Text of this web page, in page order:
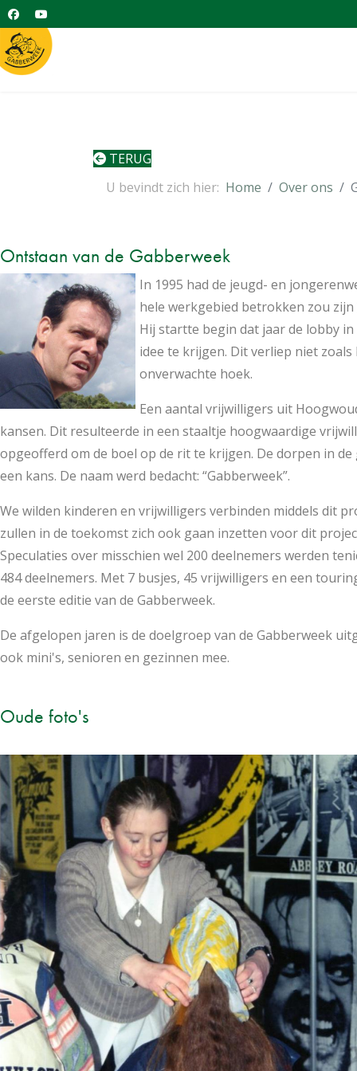
TERUG
U bevindt zich hier: Home Over ons
Ontstaan van de Gabberweek
In 1995 had de jeugd- en
hele werkgebied betrokken zou
Hij startte begin dat jaar de lobby
idee te krijgen. Dit verliep niet
onverwachte hoek.
Een aantal vrijwilligers uit
kansen. Dit resulteerde in een staaltje hoogwaardige
opgeofferd om de boel op de rit te krijgen. De dorpen in
een kans. De naam werd bedacht: “Gabberweek”.
We wilden kinderen en vrijwilligers verbinden middels dit
zullen in de toekomst zich ook gaan inzetten voor dit
Speculaties over misschien wel 200 deelnemers werden
484 deelnemers. Met 7 busjes, 45 vrijwilligers en een
de eerste editie van de Gabberweek.
De afgelopen jaren is de doelgroep van de Gabberweek
ook mini's, senioren en gezinnen mee.
Oude foto's